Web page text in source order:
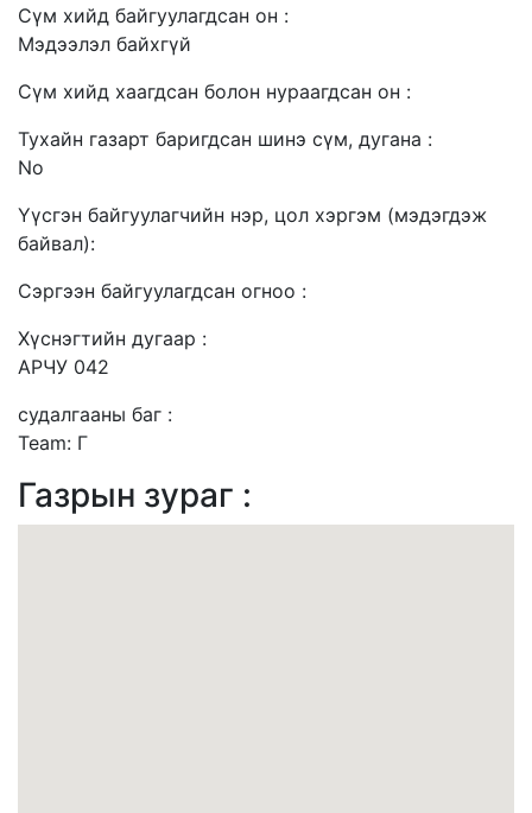
Сүм хийд байгуулагдсан он :
Мэдээлэл байхгүй
Сүм хийд хаагдсан болон нураагдсан он :
Тухайн газарт баригдсан шинэ сүм, дугана :
No
Үүсгэн байгуулагчийн нэр, цол хэргэм (мэдэгдэж
байвал):
Сэргээн байгуулагдсан огноо :
Хүснэгтийн дугаар :
АРЧУ 042
судалгааны баг :
Team: Г
Газрын зураг :